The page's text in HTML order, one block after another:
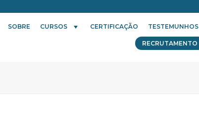
SOBRE CURSOS CERTIFICAÇÃO TESTEMUNHOS
RECRUTAMENTO